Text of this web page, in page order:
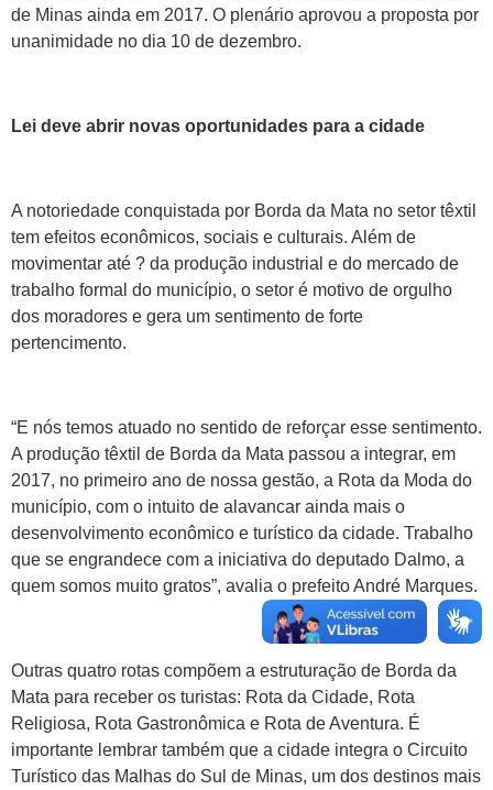
de Minas ainda em 2017. O plenário aprovou a proposta por
unanimidade no dia 10 de dezembro.
Lei deve abrir novas oportunidades para a cidade
A notoriedade conquistada por Borda da Mata no setor têxtil
tem efeitos econômicos, sociais e culturais. Além de
movimentar até ? da produção industrial e do mercado de
trabalho formal do município, o setor é motivo de orgulho
dos moradores e gera um sentimento de forte
pertencimento.
“E nós temos atuado no sentido de reforçar esse sentimento.
A produção têxtil de Borda da Mata passou a integrar, em
2017, no primeiro ano de nossa gestão, a Rota da Moda do
município, com o intuito de alavancar ainda mais o
desenvolvimento econômico e turístico da cidade. Trabalho
que se engrandece com a iniciativa do deputado Dalmo, a
quem somos muito gratos”, avalia o prefeito André Marques.
Outras quatro rotas compõem a estruturação de Borda da
Mata para receber os turistas: Rota da Cidade, Rota
Religiosa, Rota Gastronômica e Rota de Aventura. É
importante lembrar também que a cidade integra o Circuito
Turístico das Malhas do Sul de Minas, um dos destinos mais